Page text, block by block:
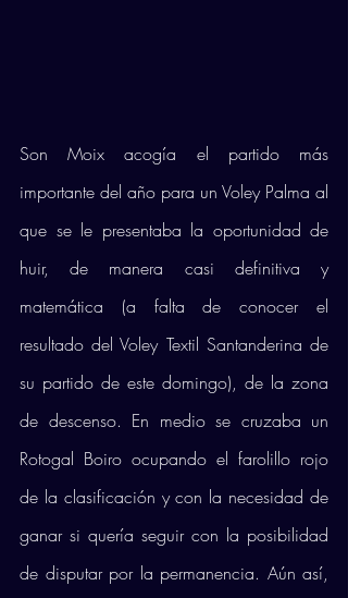
Son Moix acogía el partido más
importante del año para un Voley Palma al
que se le presentaba la oportunidad de
huir, de manera casi definitiva y
matemática (a falta de conocer el
resultado del Voley Textil Santanderina de
su partido de este domingo), de la zona
de descenso. En medio se cruzaba un
Rotogal Boiro ocupando el farolillo rojo
de la clasificación y con la necesidad de
ganar si quería seguir con la posibilidad
de disputar por la permanencia. Aún así,